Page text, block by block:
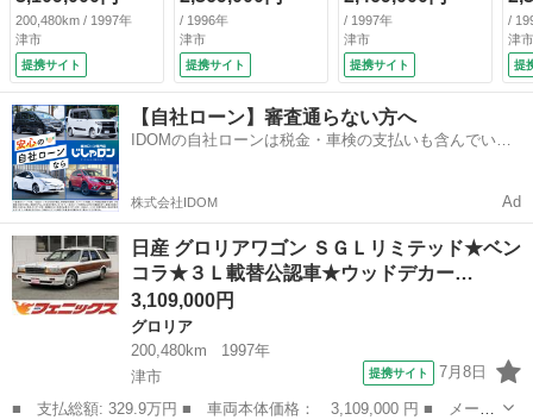
デカール★ タイベ
ル交換済み Ｖ６
３，０００ＣＣエン
ジン載替公認済 ロ
ーダウン ウッドデ
カール ダッシュマ
ット ＬＥＤヘッド
ライト ＥＴＣ ル
ーフレール ウッド
ステアリング ベン
チシート コラムシ
フト フォグ （検
9.3）
200,480km / 1997年
津市
提携サイト
★ デイトナメッキ
ホイール ホワイト
リボンタイヤ バッ
クカメラ ＥＴＣ
社外キーレス メッ
キミラー ローダウ
ン ベンチシート
Ｒ９年１１月 ３列
（検9.11）
/ 1996年
津市
提携サイト
イト★ ウッドハン
ドル・ウッド調デカ
ール・ウッドシフト
ノブ・ＥＴＣ・ベン
チシート・ＣＤ、Ｄ
ＶＤ、ミュージック
サーバー・丸目４灯
ＬＩＰＳＥＨＤＤナ
ビ （検8.11）
/ 1997年
津市
提携サイト
★
ホ
リ
ク
ン
Ｒ
（
/
津市
提
【自社ローン】審査通らない方へ
IDOMの自社ローンは税金・車検の支払いも含んでいる
株式会社IDOM Ad
日産 グロリアワゴン ＳＧＬリミテッド★ベン
コラ★３Ｌ載替公認車★ウッドデカー…
3,109,000円
グロリア
200,480km
1997年
津市
提携サイト 7月8日
■ 支払総額: 329.9万円 ■ 車両本体価格： 3,109,000 円 ■ メーカ